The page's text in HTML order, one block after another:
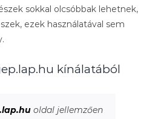
sokkal olcsóbbak lehetnek,
ezek használatával sem
kínálatából
oldal jellemzően